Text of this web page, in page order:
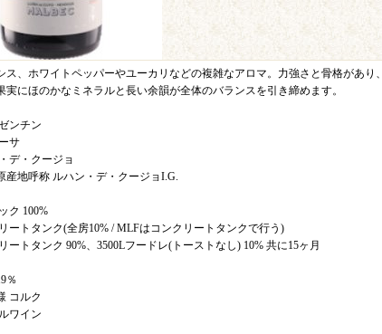
ス、ホワイトペッパーやユーカリなどの複雑なアロマ。力強さと骨格があり
実にほのかなミネラルと長い余韻が全体のバランスを引き締めます。
ンチン
サ
デ・クージョ
産地呼称 ルハン・デ・クージョI.G.
ク 100%
ートタンク(全房10% / MLFはコンクリートタンクで行う)
ートタンク 90%、3500Lフードレ(トーストなし) 10% 共に15ヶ月
％
コルク
ワイン